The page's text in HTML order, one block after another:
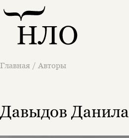
Главная / Авторы
Давыдов Данила